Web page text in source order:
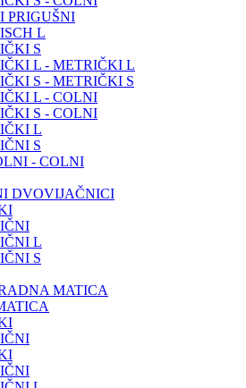
PRIGUŠNI
L
S
L - METRIČKI L
S - METRIČKI S
L - COLNI
S - COLNI
L
S
- COLNI
DVOVIJAČNICI
L
S
MATICA